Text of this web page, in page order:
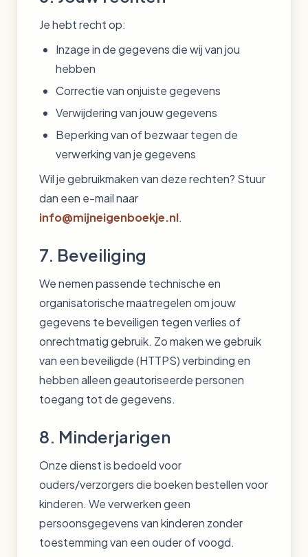
Je hebt recht op:
Inzage in de gegevens die wij van jou
hebben
Correctie van onjuiste gegevens
Verwijdering van jouw gegevens
Beperking van of bezwaar tegen de
verwerking van je gegevens
Wil je gebruikmaken van deze rechten? Stuur
dan een e-mail naar
info@mijneigenboekje.nl.
7. Beveiliging
We nemen passende technische en
organisatorische maatregelen om jouw
gegevens te beveiligen tegen verlies of
onrechtmatig gebruik. Zo maken we gebruik
van een beveiligde (HTTPS) verbinding en
hebben alleen geautoriseerde personen
toegang tot de gegevens.
8. Minderjarigen
Onze dienst is bedoeld voor
ouders/verzorgers die boeken bestellen voor
kinderen. We verwerken geen
persoonsgegevens van kinderen zonder
toestemming van een ouder of voogd.